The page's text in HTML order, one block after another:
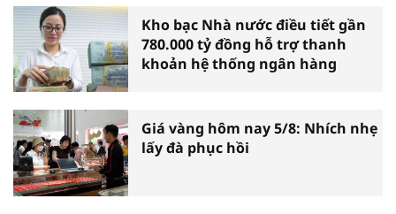
Kho bạc Nhà nước điều tiết gần
780.000 tỷ đồng hỗ trợ thanh
khoản hệ thống ngân hàng
Giá vàng hôm nay 5/8: Nhích nhẹ
lấy đà phục hồi